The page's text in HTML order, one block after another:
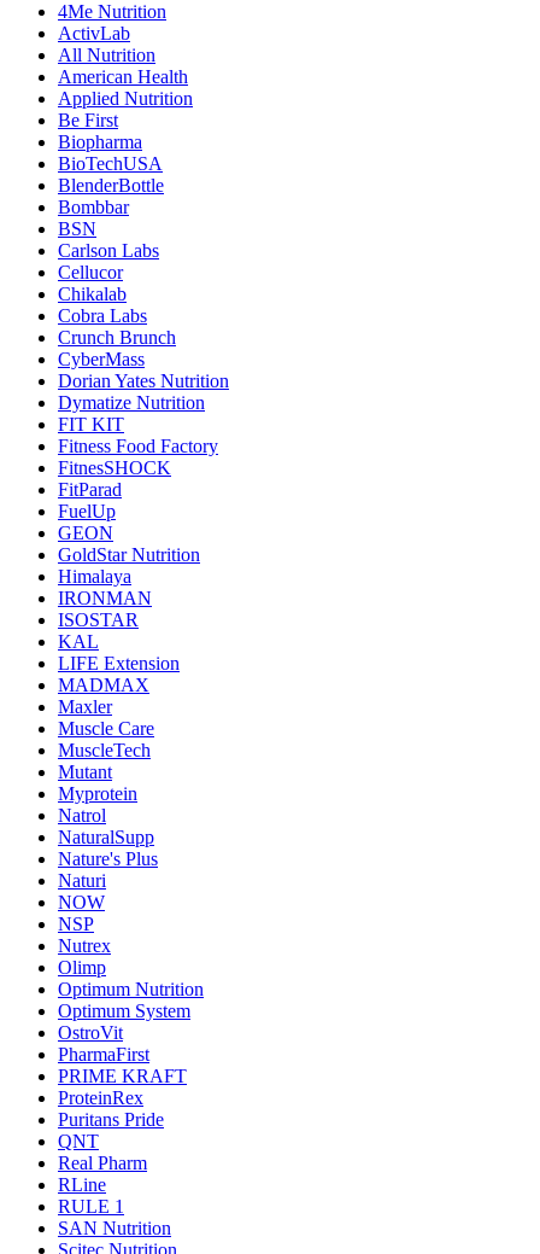
4Me Nutrition
ActivLab
All Nutrition
American Health
Applied Nutrition
Be First
Biopharma
BioTechUSA
BlenderBottle
Bombbar
BSN
Carlson Labs
Cellucor
Chikalab
Cobra Labs
Crunch Brunch
CyberMass
Dorian Yates Nutrition
Dymatize Nutrition
FIT KIT
Fitness Food Factory
FitnesSHOCK
FitParad
FuelUp
GEON
GoldStar Nutrition
Himalaya
IRONMAN
ISOSTAR
KAL
LIFE Extension
MADMAX
Maxler
Muscle Care
MuscleTech
Mutant
Myprotein
Natrol
NaturalSupp
Nature's Plus
Naturi
NOW
NSP
Nutrex
Olimp
Optimum Nutrition
Optimum System
OstroVit
PharmaFirst
PRIME KRAFT
ProteinRex
Puritans Pride
QNT
Real Pharm
RLine
RULE 1
SAN Nutrition
Scitec Nutrition